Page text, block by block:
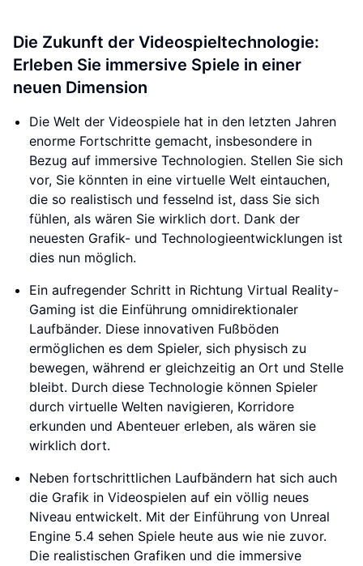
Die Zukunft der Videospieltechnologie:
Erleben Sie immersive Spiele in einer
neuen Dimension
Die Welt der Videospiele hat in den letzten Jahren
enorme Fortschritte gemacht, insbesondere in
Bezug auf immersive Technologien. Stellen Sie sich
vor, Sie könnten in eine virtuelle Welt eintauchen,
die so realistisch und fesselnd ist, dass Sie sich
fühlen, als wären Sie wirklich dort. Dank der
neuesten Grafik- und Technologieentwicklungen ist
dies nun möglich.
Ein aufregender Schritt in Richtung Virtual Reality-
Gaming ist die Einführung omnidirektionaler
Laufbänder. Diese innovativen Fußböden
ermöglichen es dem Spieler, sich physisch zu
bewegen, während er gleichzeitig an Ort und Stelle
bleibt. Durch diese Technologie können Spieler
durch virtuelle Welten navigieren, Korridore
erkunden und Abenteuer erleben, als wären sie
wirklich dort.
Neben fortschrittlichen Laufbändern hat sich auch
die Grafik in Videospielen auf ein völlig neues
Niveau entwickelt. Mit der Einführung von Unreal
Engine 5.4 sehen Spiele heute aus wie nie zuvor.
Die realistischen Grafiken und die immersive